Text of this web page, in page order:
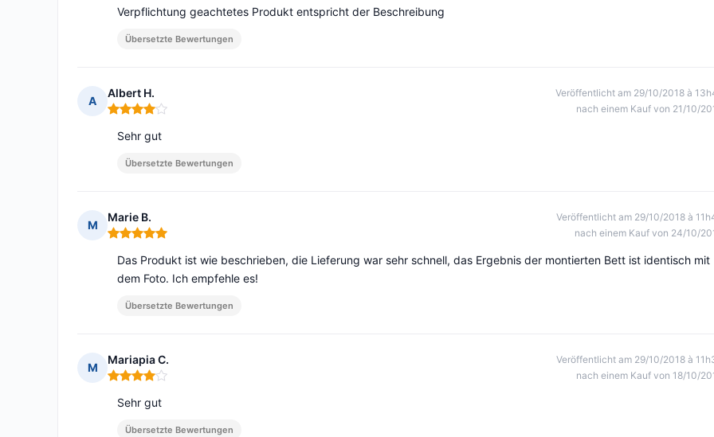
Verpflichtung geachtetes Produkt entspricht der Beschreibung
Übersetzte Bewertungen
A
Albert H.
Hinweis: 4 von 5
Veröffentlicht am 29/10/2018 à
nach einem Kauf von 21/10/
Sehr gut
Übersetzte Bewertungen
M
Marie B.
Hinweis: 5 von 5
Veröffentlicht am 29/10/2018 à
nach einem Kauf von 24/10/
Das Produkt ist wie beschrieben, die Lieferung war sehr schnell, das Ergebnis der montierten Bett ist identisch mit
dem Foto. Ich empfehle es!
Übersetzte Bewertungen
M
Mariapia C.
Hinweis: 4 von 5
Veröffentlicht am 29/10/2018 à
nach einem Kauf von 18/10/
Sehr gut
Übersetzte Bewertungen